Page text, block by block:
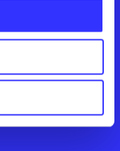
Feedback